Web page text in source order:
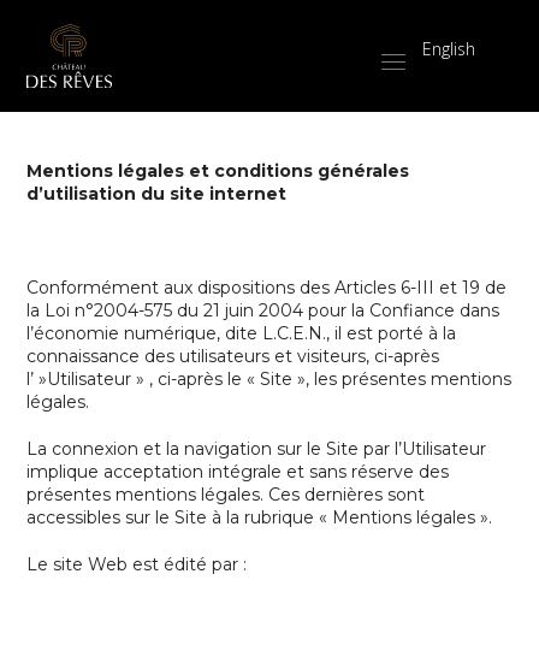
English
Mentions légales et conditions générales
d’utilisation du site internet
Conformément aux dispositions des Articles 6-III et 19 de
la Loi n°2004-575 du 21 juin 2004 pour la Confiance dans
l’économie numérique, dite L.C.E.N., il est porté à la
connaissance des utilisateurs et visiteurs, ci-après
l’ »Utilisateur » , ci-après le « Site », les présentes mentions
légales.
La connexion et la navigation sur le Site par l’Utilisateur
implique acceptation intégrale et sans réserve des
présentes mentions légales. Ces dernières sont
accessibles sur le Site à la rubrique « Mentions légales ».
Le site Web est édité par :